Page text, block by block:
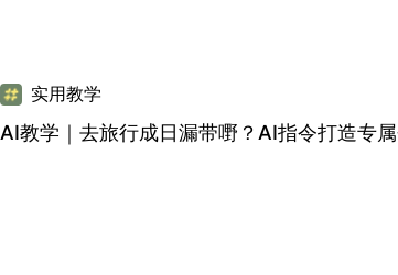
实用教学
AI教学｜去旅行成日漏带嘢？AI指令打造专